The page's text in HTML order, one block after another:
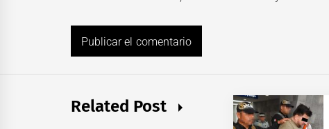
Related Post